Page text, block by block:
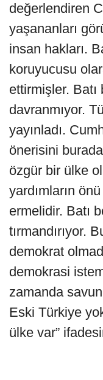
değerlendiren
yaşananları
insan hakları.
koruyucusu
ettirmişler.
davranmıyor.
yayınladı.
önerisini
özgür bir ülke
yardımların
ermelidir. Batı
tırmandırıyor.
demokrat
demokrasi
zamanda
Eski Türkiye
ülke var”